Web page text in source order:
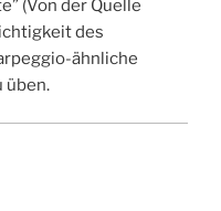
(Von der Quelle
des
ähnliche
üben.